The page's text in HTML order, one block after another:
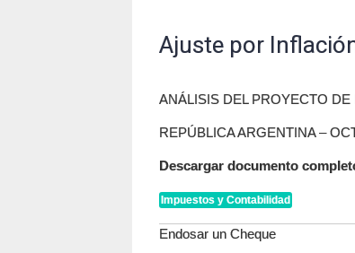
Ajuste por
ANÁLISIS DEL PROYECTO
REPÚBLICA ARGENTINA –
Descargar documento
Impuestos y Contabilidad
Endosar un Cheque